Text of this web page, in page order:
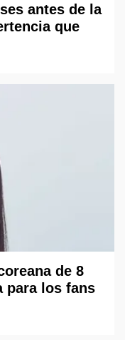
antes de la
que
de 8
para los fans